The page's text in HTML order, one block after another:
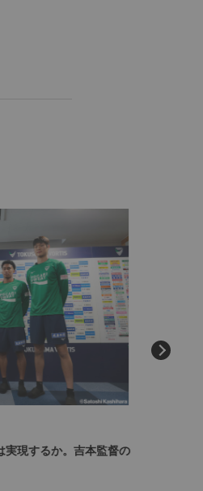
実現するか。吉本監督の